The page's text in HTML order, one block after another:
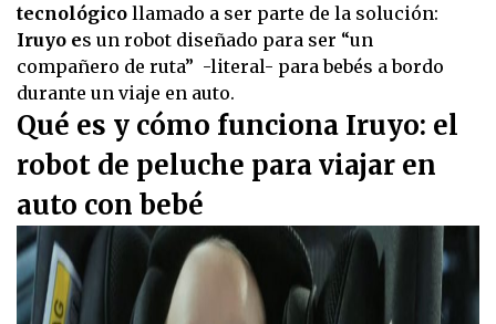
tecnológico llamado a ser parte de la solución:
Iruyo es un robot diseñado para ser “un
compañero de ruta” -literal- para bebés a bordo
durante un viaje en auto.
Qué es y cómo funciona Iruyo: el
robot de peluche para viajar en
auto con bebé